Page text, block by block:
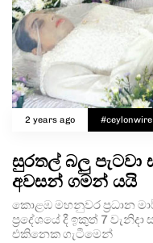
2 years ago #ceylonwire
සුරතල් බලු
අවසන් ගමන් යයි
කොළඹ මහනුවර ප්‍රධාන
ප්‍රදේශයේ දී ඉකුත් 7
එකිනෙක ගැටීමෙන්